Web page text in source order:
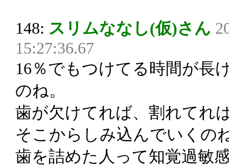
148: スリムななし(仮)さん
15:27:36.67
16％でもつけてる時間が長
のね。
歯が欠けてれば、割れてれ
そこからしみ込んでいくの
歯を詰めた人って知覚過敏